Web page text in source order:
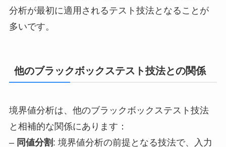
分析が最初に適用されるテスト技法となることが
多いです。
他のブラックボックステスト技法との関係
境界値分析は、他のブラックボックステスト技法
と相補的な関係にあります：
– 同値分割 : 境界値分析の前提となる技法で、入力